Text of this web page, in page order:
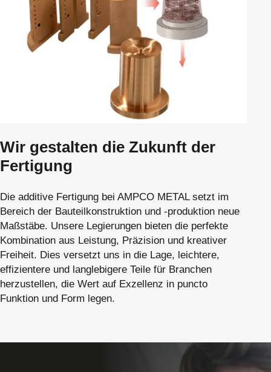
Wir gestalten die Zukunft der
Fertigung
Die additive Fertigung bei AMPCO METAL setzt im
Bereich der Bauteilkonstruktion und -produktion neue
Maßstäbe. Unsere Legierungen bieten die perfekte
Kombination aus Leistung, Präzision und kreativer
Freiheit. Dies versetzt uns in die Lage, leichtere,
effizientere und langlebigere Teile für Branchen
herzustellen, die Wert auf Exzellenz in puncto
Funktion und Form legen.